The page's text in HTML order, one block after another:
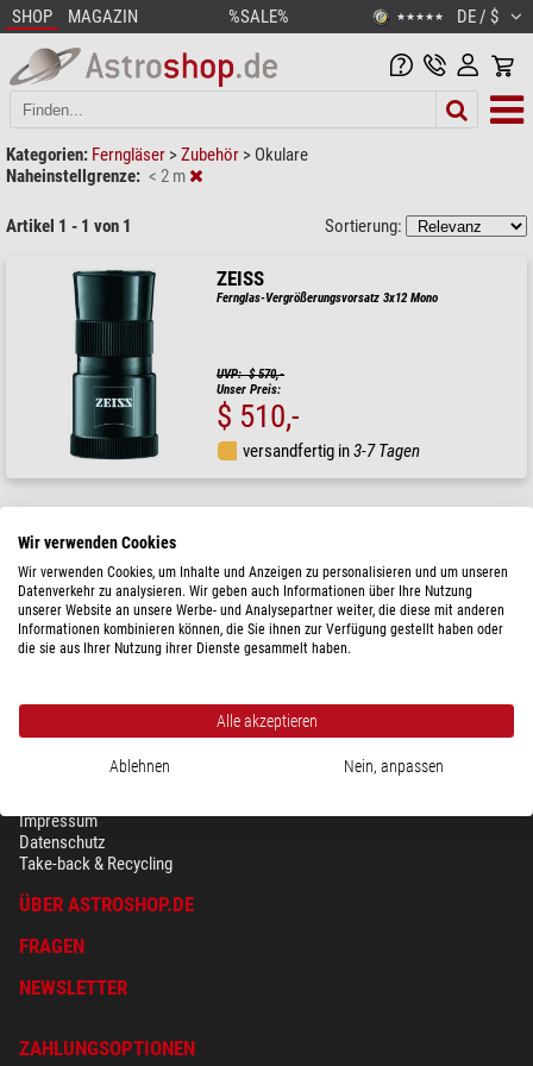
SHOP MAGAZIN %SALE% ★★★★★ DE / $
Kategorien: Ferngläser >Zubehör > Okulare
Naheinstellgrenze: < 2 m
Artikel 1 - 1 von 1 Sortierung:
ZEISS
Fernglas-Vergrößerungsvorsatz 3x12 Mono
UVP: $ 570,-
Unser Preis:
$ 510,-
versandfertig in3-7 Tagen
SICHERHEIT & DATENSCHUTZ
Impressum
Datenschutz
Take-back & Recycling
ÜBER ASTROSHOP.DE
FRAGEN
NEWSLETTER
ZAHLUNGSOPTIONEN
Wir verwenden Cookies
Wir verwenden Cookies, um Inhalte und Anzeigen zu personalisieren und um unseren
Datenverkehr zu analysieren. Wir geben auch Informationen über Ihre Nutzung
unserer Website an unsere Werbe- und Analysepartner weiter, die diese mit anderen
Informationen kombinieren können, die Sie ihnen zur Verfügung gestellt haben oder
die sie aus Ihrer Nutzung ihrer Dienste gesammelt haben.
Alle akzeptieren
Ablehnen Nein, anpassen